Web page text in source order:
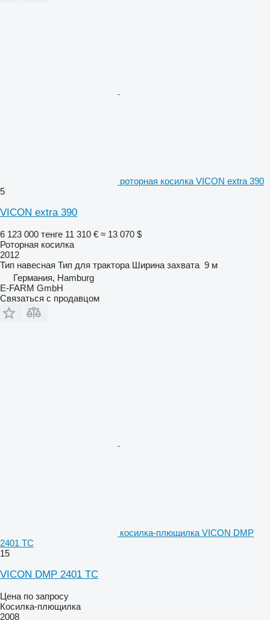
роторная косилка VICON extra 390
5
VICON extra 390
6 123 000 тенге 11 310 € ≈ 13 070 $
Роторная косилка
2012
Тип навесная Тип для трактора Ширина захвата 9 м
Германия, Hamburg
E-FARM GmbH
Связаться с продавцом
косилка-плющилка VICON DMP
2401 TC
15
VICON DMP 2401 TC
Цена по запросу
Косилка-плющилка
2008